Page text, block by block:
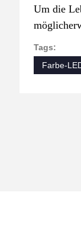
Um die
Tags:
Farbe-